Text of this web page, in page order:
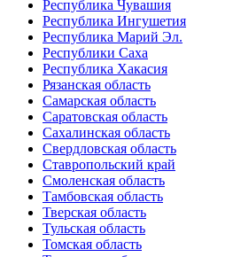
Республика Чувашия
Республика Ингушетия
Республика Марий Эл.
Республики Саха
Республика Хакасия
Рязанская область
Самарская область
Саратовская область
Сахалинская область
Свердловская область
Ставропольский край
Смоленская область
Тамбовская область
Тверская область
Тульская область
Томская область